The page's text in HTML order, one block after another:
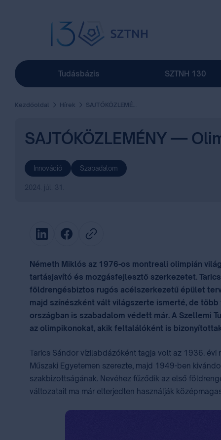
Tudásbázis SZTNH 130
Kezdőoldal Hírek SAJTÓKÖZLEMÉNY — Olimpikonok, akik feltalálóként is bizonyítottak
SAJTÓKÖZLEMÉNY —
Innováció Szabadalom
2024. júl. 31.
Németh Miklós az 1976-os montreali olimpián
tartásjavító és mozgásfejlesztő szerkezetet.
földrengésbiztos rugós acélszerkezetű épület
majd színészként vált világszerte ismerté, de
országban is szabadalom védett már. A Szellemi
az olimpikonokat, akik feltalálóként is
Tarics Sándor vízilabdázóként tagja volt az 1936.
Műszaki Egyetemen szerezte, majd 1949-ben
szakbizottságának. Nevéhez fűződik az első
változatait ma már elterjedten használják